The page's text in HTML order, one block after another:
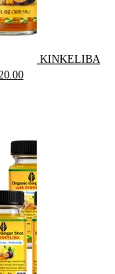
KINKELIBA
Current